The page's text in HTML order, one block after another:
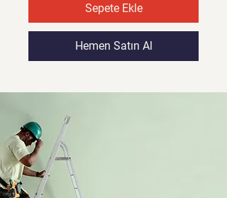
Sepete Ekle
Hemen Satın Al